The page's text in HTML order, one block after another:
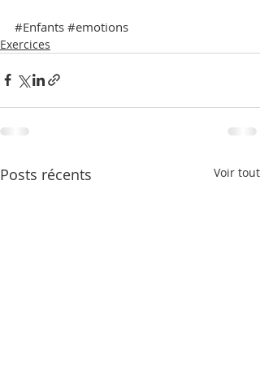
#Enfants #emotions
Exercices
Posts récents Voir tout